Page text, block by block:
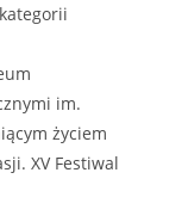
im.
życiem
XV Festiwal